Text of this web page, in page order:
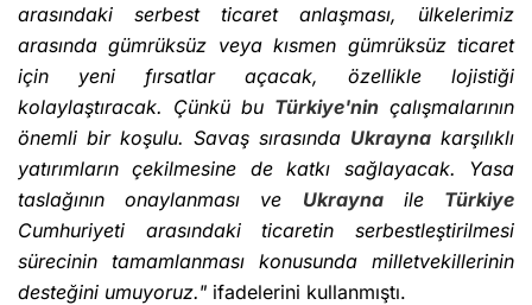
arasındaki serbest ticaret anlaşması, ülkelerimiz
arasında gümrüksüz veya kısmen gümrüksüz ticaret
için yeni fırsatlar açacak, özellikle lojistiği
kolaylaştıracak. Çünkü bu Türkiye'nin çalışmalarının
önemli bir koşulu. Savaş sırasında Ukrayna karşılıklı
yatırımların çekilmesine de katkı sağlayacak. Yasa
taslağının onaylanması ve Ukraynaile Türkiye
Cumhuriyeti arasındaki ticaretin serbestleştirilmesi
sürecinin tamamlanması konusunda milletvekillerinin
desteğini umuyoruz." ifadelerini kullanmıştı.